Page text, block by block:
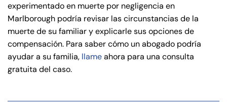
experimentado en muerte por negligencia en
Marlborough podría revisar las circunstancias de la
muerte de su familiar y explicarle sus opciones de
compensación. Para saber cómo un abogado podría
ayudar a su familia, llameahora para una consulta
gratuita del caso.